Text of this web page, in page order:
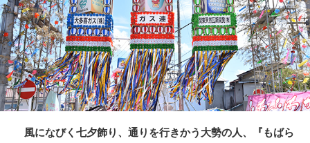
風になびく七夕飾り、通りを行きかう大勢の人、『もばら